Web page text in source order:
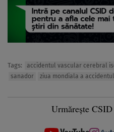
Tags: accidentul vascular cerebral
sanador
ziua mondiala a
Urmărește